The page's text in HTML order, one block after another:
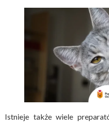
Istnieje także wiele